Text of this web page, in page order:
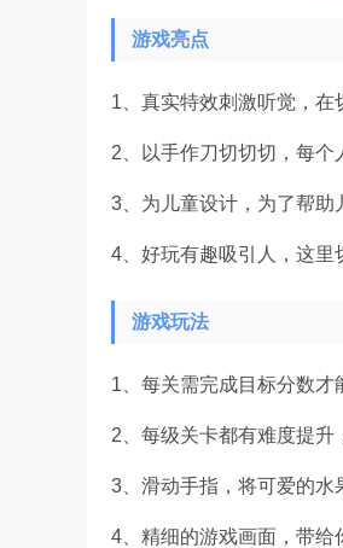
游戏亮点
1、真实特效刺激听觉，
2、以手作刀切切切，每
3、为儿童设计，为了帮助
4、好玩有趣吸引人，这里
游戏玩法
1、每关需完成目标分数
2、每级关卡都有难度提升
3、滑动手指，将可爱的水
4、精细的游戏画面，带给